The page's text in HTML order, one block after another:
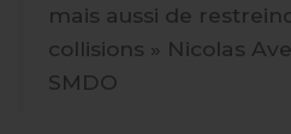
mais aussi de
collisions » Nicolas
SMDO